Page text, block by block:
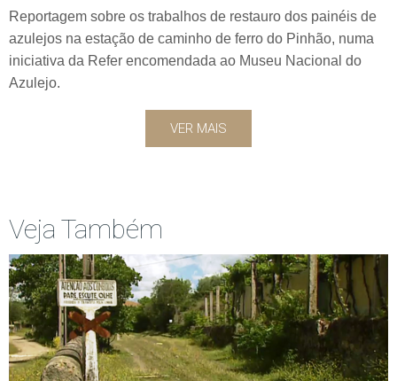
Reportagem sobre os trabalhos de restauro dos painéis de
azulejos na estação de caminho de ferro do Pinhão, numa
iniciativa da Refer encomendada ao Museu Nacional do
Azulejo.
VER MAIS
Veja Também